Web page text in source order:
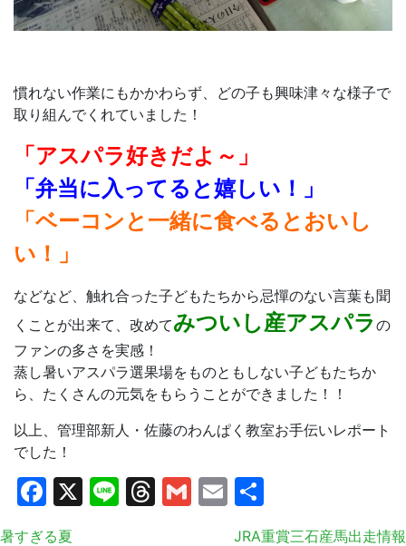
慣れない作業にもかかわらず、どの子も興味津々な様子で
取り組んでくれていました！
「アスパラ好きだよ～」
「弁当に入ってると嬉しい！」
「ベーコンと一緒に食べるとおいし
い！」
などなど、触れ合った子どもたちから忌憚のない言葉も聞
くことが出来て、改めてみついし産アスパラ の
ファンの多さを実感！
蒸し暑いアスパラ選果場をものともしない子どもたちか
ら、たくさんの元気をもらうことができました！！
以上、管理部新人・佐藤のわんぱく教室お手伝いレポート
でした！
Facebook
X LineThreads
Gmail
Email
有
暑すぎる夏
JRA重賞三石産馬出走情報